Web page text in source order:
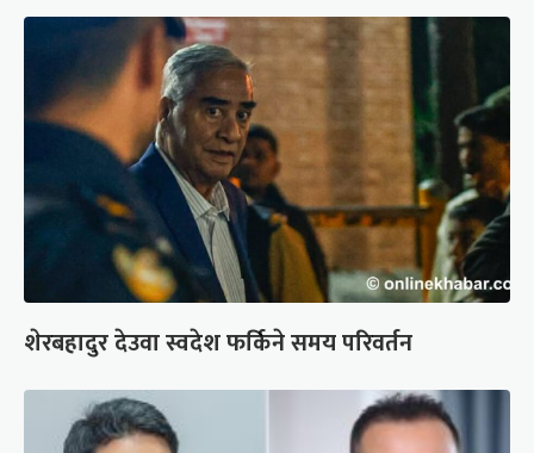
शेरबहादुर देउवा स्वदेश फर्किने समय परिवर्तन